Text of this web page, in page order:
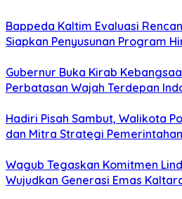
Bappeda Kaltim Evaluasi
Siapkan Penyusunan Program
Gubernur Buka Kirab
Perbatasan Wajah Terdepan
Hadiri Pisah Sambut, Walikota
dan Mitra Strategi Pemerintahan
Wagub Tegaskan Komitmen
Wujudkan Generasi Emas